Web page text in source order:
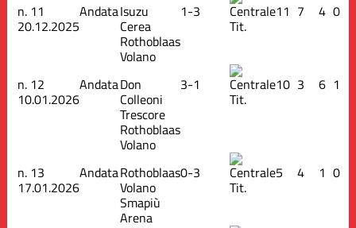
n. 11
20.12.2025
AndataIsuzu
Cerea
Rothoblaas
Volano
1-3
Tit.
11 7 4 0
n. 12
10.01.2026
AndataDon
Colleoni
Trescore
Rothoblaas
Volano
3-1
Tit.
10 3 6 1
n. 13
17.01.2026
AndataRothoblaas
Volano
Smapiù
Arena
0-3
Tit.
5 4 1 0